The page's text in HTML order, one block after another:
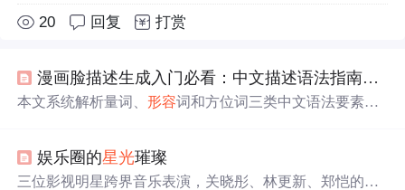
20 回复 打赏
漫画脸描述生成入门必看：中文描述语法指南——量词/
本文系统解析量词、形容词和方位词三类中文语法要素对
需避免冲突并聚焦核心特征；方位词主导构图逻辑，精准
定位元素空间关系。通过正反案例对比与常见错误修正，
娱乐圈的星光璀璨
三位影视明星跨界音乐表演，关晓彤、林更新、郑恺的组